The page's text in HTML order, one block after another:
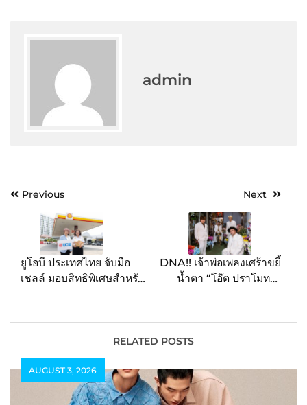
admin
PostPrevious
ยูโอบี ประเทศไทย จับมือ
เชลล์ มอบสิทธิพิเศษสำหรับ
บัตรเครดิตยูโอบี
Next
DNA!! เจ้าพ่อเพลงเศร้าขยี้
น้ำตา “โอ๊ต ปราโมทย์”
คนแพ้.. เพลง “ขี้แพ้คน
เดิม” (Unchanged)
RELATED POSTS
AUGUST 3, 2026